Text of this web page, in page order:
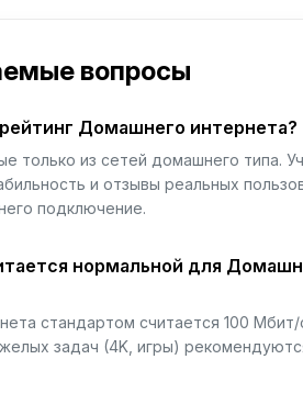
вопросы
Домашнего интернета?
только из сетей домашнего типа.
и отзывы реальных
подключение.
нормальной для
стандартом считается 100 Мбит/
задач (4K, игры)